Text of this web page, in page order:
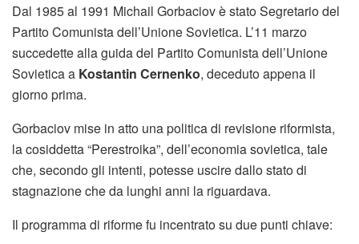
Dal 1985 al 1991 Michail Gorbaciov è stato Segretario del
Partito Comunista dell’Unione Sovietica. L’11 marzo
succedette alla guida del Partito Comunista dell’Unione
Sovietica a Kostantin Cernenko, deceduto appena il
giorno prima.
Gorbaciov mise in atto una politica di revisione riformista,
la cosiddetta “Perestroika”, dell’economia sovietica, tale
che, secondo gli intenti, potesse uscire dallo stato di
stagnazione che da lunghi anni la riguardava.
Il programma di riforme fu incentrato su due punti chiave: